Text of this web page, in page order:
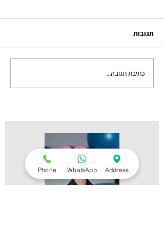
למה כואב לי בגיד?
תגובות
כתיבת תגובה...
Phone WhatsApp Address